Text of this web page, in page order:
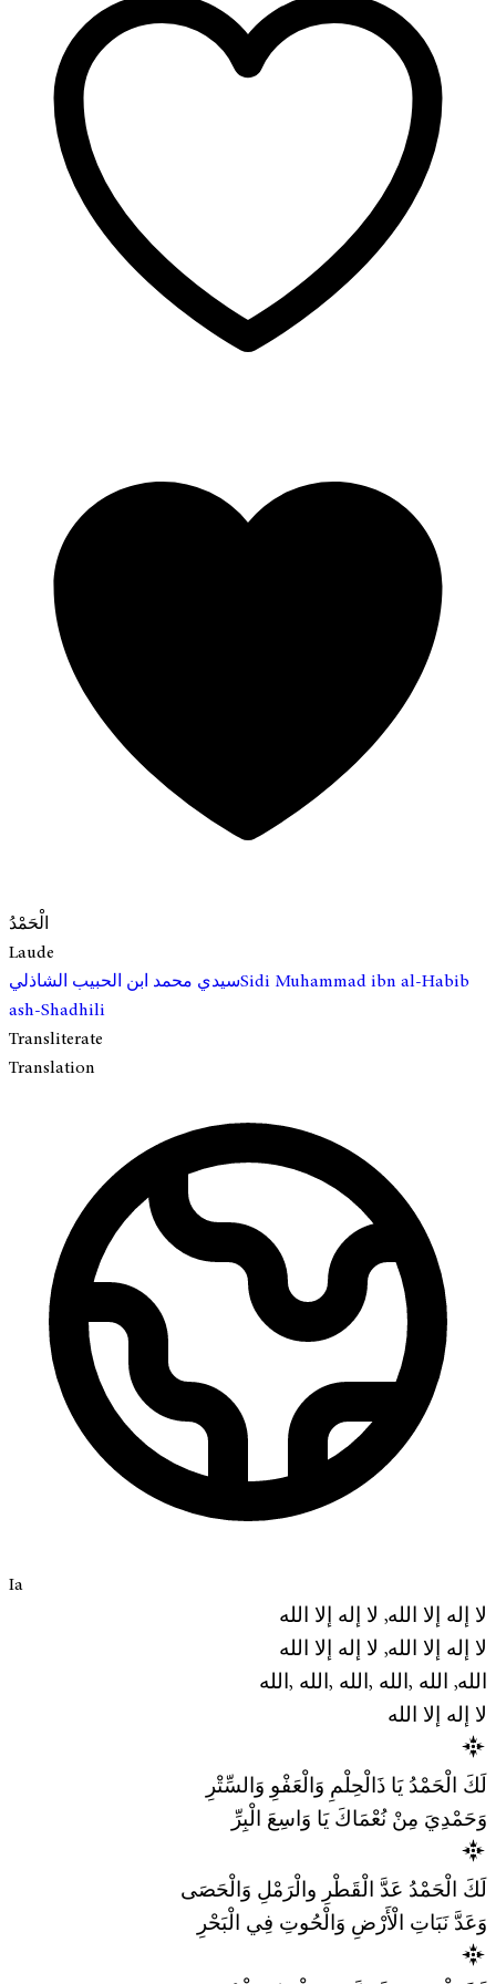
الْحَمْدُ
Laude
سيدي محمد ابن الحبيب الشاذليSidi Muhammad ibn al-Habib
ash-Shadhili
Transliterate
Translation
Ia
لا إله إلا الله, لا إله إلا الله
لا إله إلا الله, لا إله إلا الله
الله, الله ,الله ,الله ,الله ,الله
لا إله إلا الله
لَكَ الْحَمْدُ يَا ذَالْحِلْمِ وَالْعَفْوِ وَالسِّتْرِ
وَحَمْدِيَ مِنْ نُعْمَاكَ يَا وَاسِعَ الْبِرِّ
لَكَ الْحَمْدُ عَدَّ الْقَطْرِ والْرَمْلِ وَالْحَصَى
وَعَدَّ نَبَاتِ الْأَرْضِ وَالْحُوتِ فِي الْبَحْرِ